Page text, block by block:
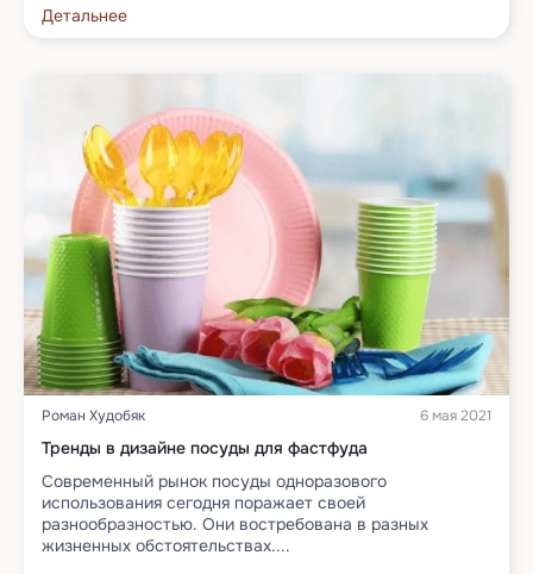
Детальнее
Роман Худобяк 6 мая 2021
Тренды в дизайне посуды для фастфуда
Современный рынок посуды одноразового
использования сегодня поражает своей
разнообразностью. Они востребована в разных
жизненных обстоятельствах....